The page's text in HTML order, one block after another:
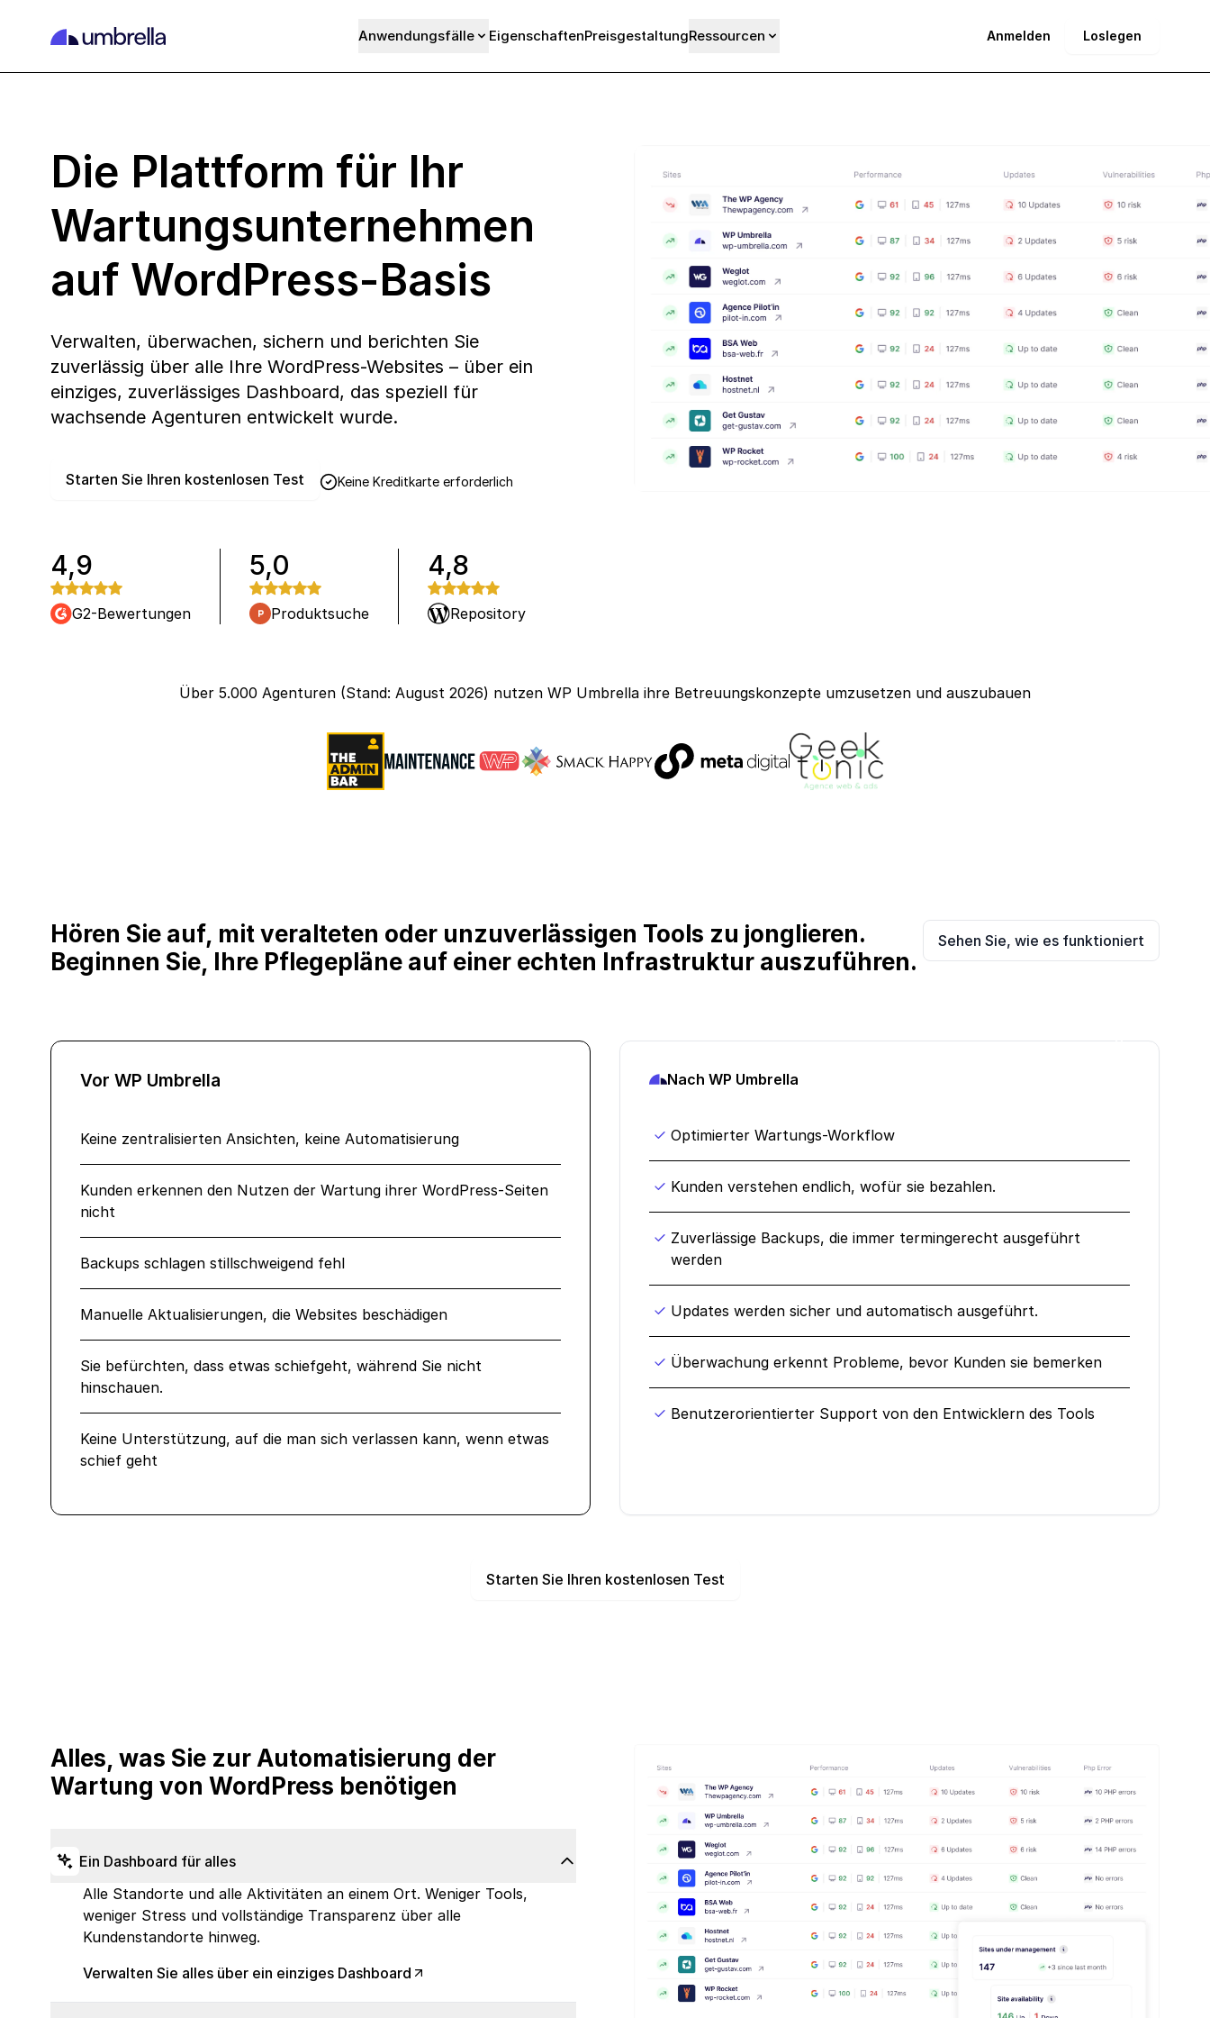
Anwendungsfälle EigenschaftenPreisgestaltungRessourcen Anmelden Loslegen
Die Plattform für Ihr
Wartungsunternehmen
auf WordPress-Basis
Verwalten, überwachen, sichern und berichten Sie
zuverlässig über alle Ihre WordPress-Websites – über ein
einziges, zuverlässiges Dashboard, das speziell für
wachsende Agenturen entwickelt wurde.
Starten Sie Ihren kostenlosen Test Keine Kreditkarte erforderlich
4,9
G2-Bewertungen
5,0
Produktsuche
4,8
Repository
Über 5.000 Agenturen (Stand: August 2026) nutzen WP Umbrella ihre Betreuungskonzepte umzusetzen und auszubauen
Hören Sie auf, mit veralteten oder unzuverlässigen Tools zu jonglieren.
Beginnen Sie, Ihre Pflegepläne auf einer echten Infrastruktur auszuführen.
Sehen Sie, wie es funktioniert
Vor WP Umbrella
Keine zentralisierten Ansichten, keine Automatisierung
Kunden erkennen den Nutzen der Wartung ihrer WordPress-Seiten
nicht
Backups schlagen stillschweigend fehl
Manuelle Aktualisierungen, die Websites beschädigen
Sie befürchten, dass etwas schiefgeht, während Sie nicht
hinschauen.
Keine Unterstützung, auf die man sich verlassen kann, wenn etwas
schief geht
Nach WP Umbrella
Optimierter Wartungs-Workflow
Kunden verstehen endlich, wofür sie bezahlen.
Zuverlässige Backups, die immer termingerecht ausgeführt
werden
Updates werden sicher und automatisch ausgeführt.
Überwachung erkennt Probleme, bevor Kunden sie bemerken
Benutzerorientierter Support von den Entwicklern des Tools
Starten Sie Ihren kostenlosen Test
Alles, was Sie zur Automatisierung der
Wartung von WordPress benötigen
Ein Dashboard für alles
Alle Standorte und alle Aktivitäten an einem Ort. Weniger Tools,
weniger Stress und vollständige Transparenz über alle
Kundenstandorte hinweg.
Verwalten Sie alles über ein einziges Dashboard